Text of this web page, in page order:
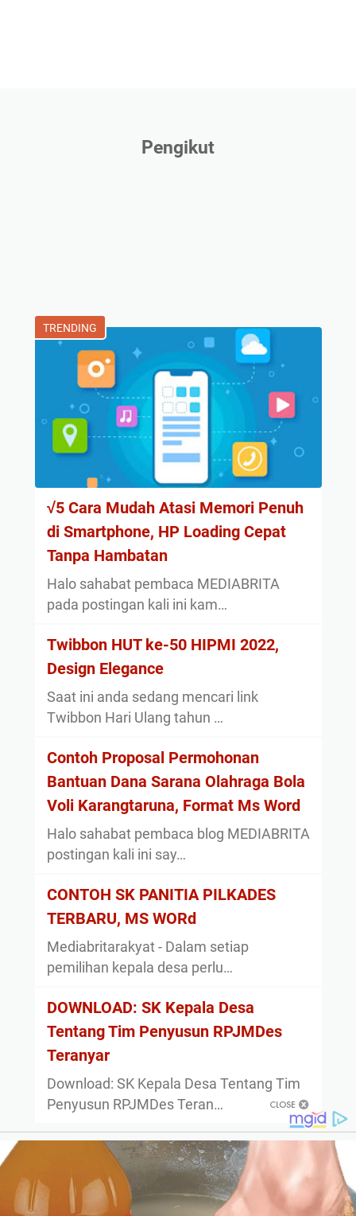
Pengikut
TRENDING
√5 Cara Mudah Atasi Memori Penuh
di Smartphone, HP Loading Cepat
Tanpa Hambatan
Halo sahabat pembaca MEDIABRITA
pada postingan kali ini kam…
Twibbon HUT ke-50 HIPMI 2022,
Design Elegance
Saat ini anda sedang mencari link
Twibbon Hari Ulang tahun …
Contoh Proposal Permohonan
Bantuan Dana Sarana Olahraga Bola
Voli Karangtaruna, Format Ms Word
Halo sahabat pembaca blog MEDIABRITA
postingan kali ini say…
CONTOH SK PANITIA PILKADES
TERBARU, MS WORd
Mediabritarakyat - Dalam setiap
pemilihan kepala desa perlu…
DOWNLOAD: SK Kepala Desa
Tentang Tim Penyusun RPJMDes
Teranyar
Download: SK Kepala Desa Tentang Tim
Penyusun RPJMDes Teran…
About Privacy Policy Sitemap Disclaimer